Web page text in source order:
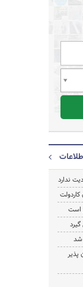
ندارد
کاردولت
است
شد
پذیر